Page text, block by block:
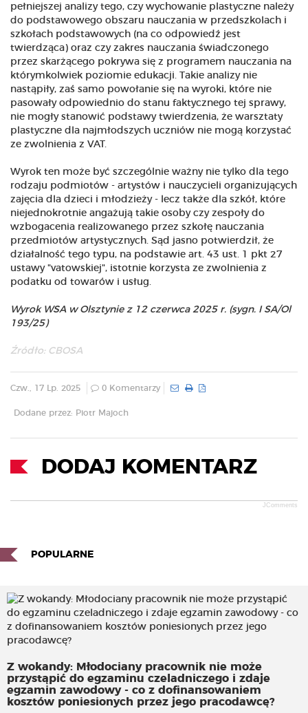
pełniejszej analizy tego, czy wychowanie plastyczne należy
do podstawowego obszaru nauczania w przedszkolach i
szkołach podstawowych (na co odpowiedź jest
twierdząca) oraz czy zakres nauczania świadczonego
przez skarżącego pokrywa się z programem nauczania na
którymkolwiek poziomie edukacji. Takie analizy nie
nastąpiły, zaś samo powołanie się na wyroki, które nie
pasowały odpowiednio do stanu faktycznego tej sprawy,
nie mogły stanowić podstawy twierdzenia, że warsztaty
plastyczne dla najmłodszych uczniów nie mogą korzystać
ze zwolnienia z VAT.
Wyrok ten może być szczególnie ważny nie tylko dla tego
rodzaju podmiotów - artystów i nauczycieli organizujących
zajęcia dla dzieci i młodzieży - lecz także dla szkół, które
niejednokrotnie angażują takie osoby czy zespoły do
wzbogacenia realizowanego przez szkołę nauczania
przedmiotów artystycznych. Sąd jasno potwierdził, że
działalność tego typu, na podstawie art. 43 ust. 1 pkt 27
ustawy "vatowskiej", istotnie korzysta ze zwolnienia z
podatku od towarów i usług.
Wyrok WSA w Olsztynie z 12 czerwca 2025 r. (sygn. I SA/Ol
193/25)
Źródło: CBOSA
Czw., 17 Lp. 2025 0 Komentarzy
Dodane przez: Piotr Majoch
DODAJ KOMENTARZ
JComments
POPULARNE
Z wokandy: Młodociany pracownik nie może
przystąpić do egzaminu czeladniczego i zdaje
egzamin zawodowy - co z dofinansowaniem
kosztów poniesionych przez jego pracodawcę?